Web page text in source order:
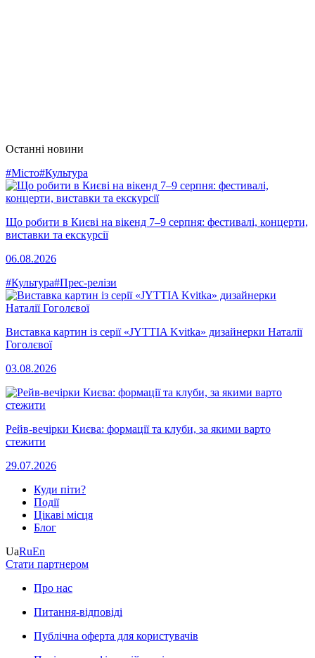
Останні новини
#Місто#Культура
Що робити в Києві на вікенд 7–9 серпня: фестивалі, концерти,
виставки та екскурсії
06.08.2026
#Культура#Прес-релізи
Виставка картин із серії «JYTTIA Kvitka» дизайнерки Наталії
Гоголєвої
03.08.2026
Рейв-вечірки Києва: формації та клуби, за якими варто
стежити
29.07.2026
Куди піти?
Події
Цікаві місця
Блог
UaRuEn
Стати партнером
Про нас
Питання-відповіді
Публічна оферта для користувачів